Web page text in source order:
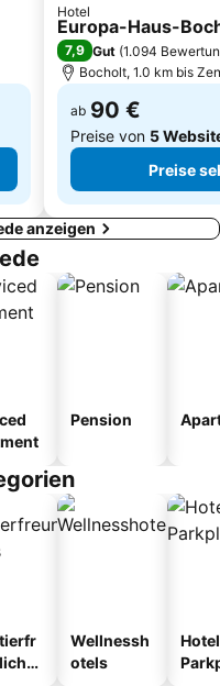
Süd
II
Hotel
Europa-Haus-
7,9 Gut (1.094
Bocholt, 1.0 km bis
ab 90 €
Preise von 5
Preise
anzeigen
Pension
Wellnessh
otels